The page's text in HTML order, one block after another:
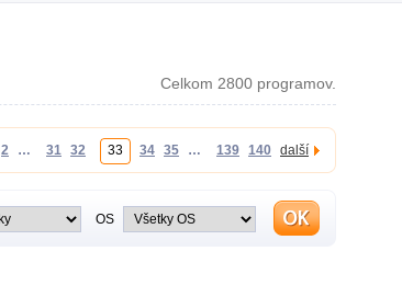
Celkom 2800 programov.
2 … 31 32 33 34 35 … 139 140 další
OS